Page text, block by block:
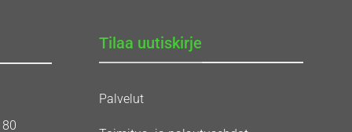
Tilaa uutiskirje
Palvelut